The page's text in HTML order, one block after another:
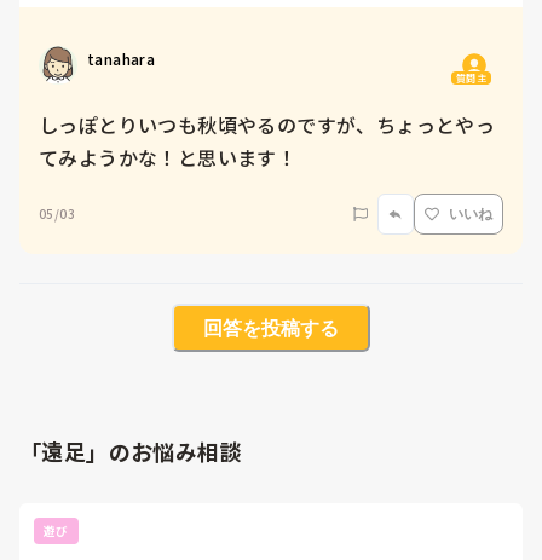
tanahara
質問主
しっぽとりいつも秋頃やるのですが、ちょっとやっ
てみようかな！と思います！
05/03 いいね
回答を投稿する
「遠足」のお悩み相談
遊び